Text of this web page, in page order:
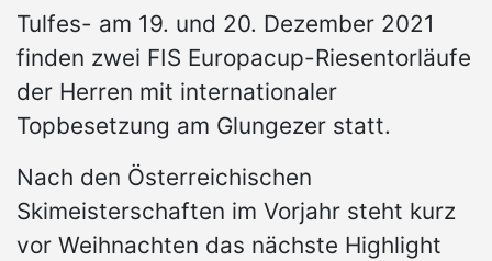
Tulfes- am 19. und 20. Dezember 2021
finden zwei FIS Europacup-Riesentorläufe
der Herren mit internationaler
Topbesetzung am Glungezer statt.
Nach den Österreichischen
Skimeisterschaften im Vorjahr steht kurz
vor Weihnachten das nächste Highlight